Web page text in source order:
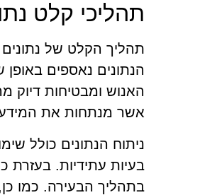
תהליכי קלט
תהליך הקלט של
הנתונים נאספים
האנוש ומבטיחות דיוק
אשר מנתחות את המידע
ניתוח הנתונים כולל
בעיות עתידיות. בעזרת
בתהליך הבעירה. כמו